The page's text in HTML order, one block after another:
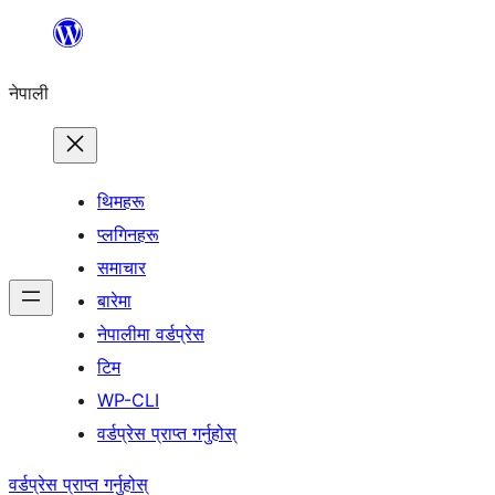
सामग्रीमा
नेपाली
थिमहरू
प्लगिनहरू
समाचार
बारेमा
नेपालीमा वर्डप्रेस
टिम
WP-CLI
वर्डप्रेस प्राप्त गर्नुहोस्
वर्डप्रेस प्राप्त गर्नुहोस्